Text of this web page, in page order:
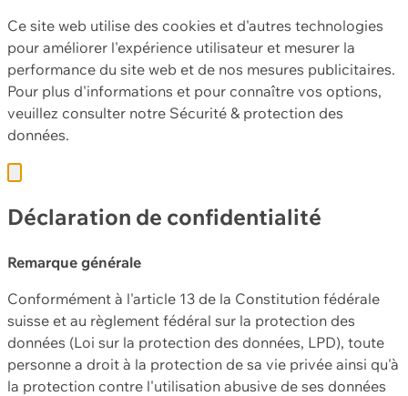
Ce site web utilise des cookies et d'autres technologies
pour améliorer l'expérience utilisateur et mesurer la
performance du site web et de nos mesures publicitaires.
Pour plus d'informations et pour connaître vos options,
veuillez consulter notre Sécurité & protection des
données.
Déclaration de confidentialité
Remarque générale
Conformément à l'article 13 de la Constitution fédérale
suisse et au règlement fédéral sur la protection des
données (Loi sur la protection des données, LPD), toute
personne a droit à la protection de sa vie privée ainsi qu'à
la protection contre l'utilisation abusive de ses données